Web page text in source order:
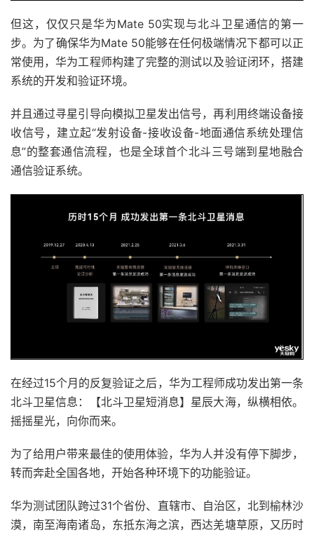
但这，仅仅只是华为Mate 50实现与北斗卫星通信的第一
步。为了确保华为Mate 50能够在任何极端情况下都可以正
常使用，华为工程师构建了完整的测试以及验证闭环，搭建
系统的开发和验证环境。
并且通过寻星引导向模拟卫星发出信号，再利用终端设备接
收信号，建立起“发射设备-接收设备-地面通信系统处理信
息”的整套通信流程，也是全球首个北斗三号端到星地融合
通信验证系统。
在经过15个月的反复验证之后，华为工程师成功发出第一条
北斗卫星信息：【北斗卫星短消息】星辰大海，纵横相依。
摇摇星光，向你而来。
为了给用户带来最佳的使用体验，华为人并没有停下脚步，
转而奔赴全国各地，开始各种环境下的功能验证。
华为测试团队跨过31个省份、直辖市、自治区，北到榆林沙
漠，南至海南诸岛，东抵东海之滨，西达羌塘草原，又历时